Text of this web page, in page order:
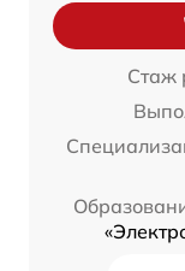
Стаж